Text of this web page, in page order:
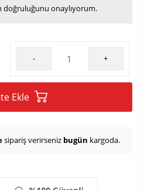
doğruluğunu onaylıyorum.
- +
Ekle
sipariş verirseniz bugün kargoda.